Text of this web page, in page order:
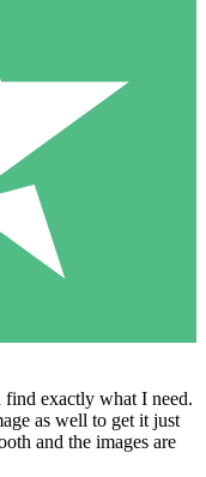
find exactly what I need.
as well to get it just
and the images are